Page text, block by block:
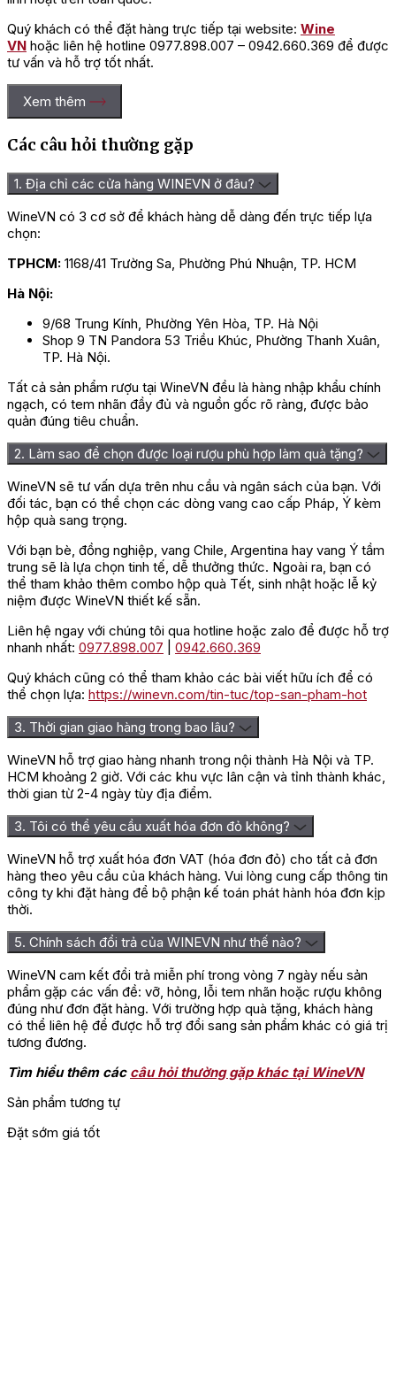
Quý khách có thể đặt hàng trực tiếp tại website: Wine
VN hoặc liên hệ hotline 0977.898.007 – 0942.660.369 để được
tư vấn và hỗ trợ tốt nhất.
Xem thêm
Các câu hỏi thường gặp
1. Địa chỉ các cửa hàng WINEVN ở đâu?
WineVN có 3 cơ sở để khách hàng dễ dàng đến trực tiếp lựa
chọn:
TPHCM: 1168/41 Trường Sa, Phường Phú Nhuận, TP. HCM
Hà Nội:
9/68 Trung Kính, Phường Yên Hòa, TP. Hà Nội
Shop 9 TN Pandora 53 Triều Khúc, Phường Thanh Xuân,
TP. Hà Nội.
Tất cả sản phẩm rượu tại WineVN đều là hàng nhập khẩu chính
ngạch, có tem nhãn đầy đủ và nguồn gốc rõ ràng, được bảo
quản đúng tiêu chuẩn.
2. Làm sao để chọn được loại rượu phù hợp làm quà tặng?
WineVN sẽ tư vấn dựa trên nhu cầu và ngân sách của bạn. Với
đối tác, bạn có thể chọn các dòng vang cao cấp Pháp, Ý kèm
hộp quà sang trọng.
Với bạn bè, đồng nghiệp, vang Chile, Argentina hay vang Ý tầm
trung sẽ là lựa chọn tinh tế, dễ thưởng thức. Ngoài ra, bạn có
thể tham khảo thêm combo hộp quà Tết, sinh nhật hoặc lễ kỷ
niệm được WineVN thiết kế sẵn.
Liên hệ ngay với chúng tôi qua hotline hoặc zalo để được hỗ trợ
nhanh nhất: 0977.898.007
0942.660.369
Quý khách cũng có thể tham khảo các bài viết hữu ích để có
thể chọn lựa: https://winevn.com/tin-tuc/top-san-pham-hot
3. Thời gian giao hàng trong bao lâu?
WineVN hỗ trợ giao hàng nhanh trong nội thành Hà Nội và TP.
HCM khoảng 2 giờ. Với các khu vực lân cận và tỉnh thành khác,
thời gian từ 2-4 ngày tùy địa điểm.
3. Tôi có thể yêu cầu xuất hóa đơn đỏ không?
WineVN hỗ trợ xuất hóa đơn VAT (hóa đơn đỏ) cho tất cả đơn
hàng theo yêu cầu của khách hàng. Vui lòng cung cấp thông tin
công ty khi đặt hàng để bộ phận kế toán phát hành hóa đơn kịp
thời.
5. Chính sách đổi trả của WINEVN như thế nào?
WineVN cam kết đổi trả miễn phí trong vòng 7 ngày nếu sản
phẩm gặp các vấn đề: vỡ, hỏng, lỗi tem nhãn hoặc rượu không
đúng như đơn đặt hàng. Với trường hợp quà tặng, khách hàng
có thể liên hệ để được hỗ trợ đổi sang sản phẩm khác có giá trị
tương đương.
Tìm hiểu thêm các câu hỏi thường gặp khác tại WineVN
Sản phẩm tương tự
Đặt sớm giá tốt